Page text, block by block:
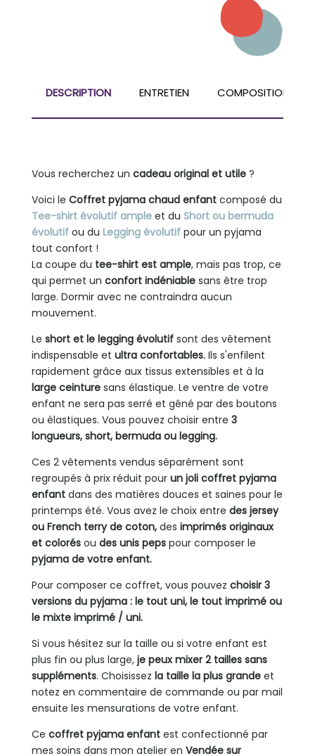
DESCRIPTION ENTRETIEN COMPOSITION
Vous recherchez un cadeau original et utile?
Voici le Coffret pyjama chaud enfant composé du
Tee-shirt évolutif ampleet du Short ou bermuda
évolutifou du Legging évolutifpour un pyjama
tout confort !
La coupe du tee-shirt est ample, mais pas trop, ce
qui permet un confort indéniablesans être trop
large. Dormir avec ne contraindra aucun
mouvement.
Le short et le legging évolutifsont des vêtement
indispensable et ultra confortables.Ils s'enfilent
rapidement grâce aux tissus extensibles et à la
large ceinturesans élastique. Le ventre de votre
enfant ne sera pas serré et gêné par des boutons
ou élastiques. Vous pouvez choisir entre 3
longueurs, short, bermuda ou legging.
Ces 2 vêtements vendus séparément sont
regroupés à prix réduit pour un joli coffret pyjama
enfant dans des matières douces et saines pour le
printemps été. Vous avez le choix entre des jersey
ou French terry de coton,des imprimés originaux
et colorés ou des unis pepspour composer le
pyjama de votre enfant.
Pour composer ce coffret, vous pouvez choisir 3
versions du pyjama : le tout uni, le tout imprimé ou
le mixte imprimé / uni.
Si vous hésitez sur la taille ou si votre enfant est
plus fin ou plus large, je peux mixer 2 tailles sans
suppléments. Choisissez la taille la plus grandeet
notez en commentaire de commande ou par mail
ensuite les mensurations de votre enfant.
Ce coffret pyjama enfant est confectionné par
mes soins dans mon atelier en Vendéesur